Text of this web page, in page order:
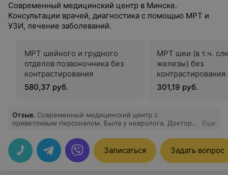
Современный медицинский центр в Минске.
Консультации врачей, диагностика с помощью МРТ и
УЗИ, лечение заболеваний.
МРТ шейного и грудного
отделов позвоночника без
контрастирования
580,37 руб.
МРТ шеи (в т.ч.
железы) без
контрастирования
301,19 руб.
Отзыв. Современный медицинский центр с
приветливым персоналом. Была у невролога. Доктор
впечатление. Деликатный и профессиональный
подход. Спасибо вам большое, что помогаете!
Еще
Записаться Задать вопрос